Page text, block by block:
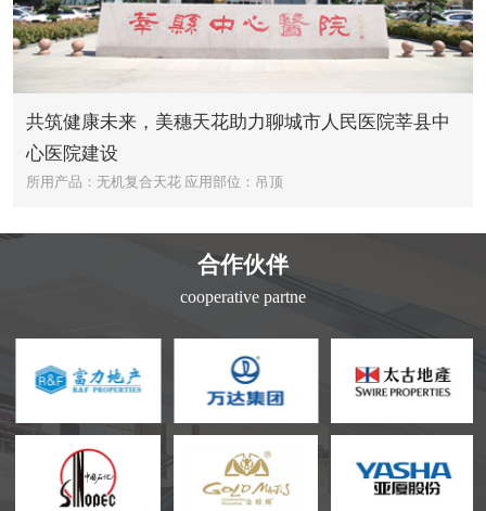
共筑健康未来，美穗天花助力聊城市人民医院莘县中
心医院建设
所用产品：无机复合天花 应用部位：吊顶
合作伙伴
cooperative partne